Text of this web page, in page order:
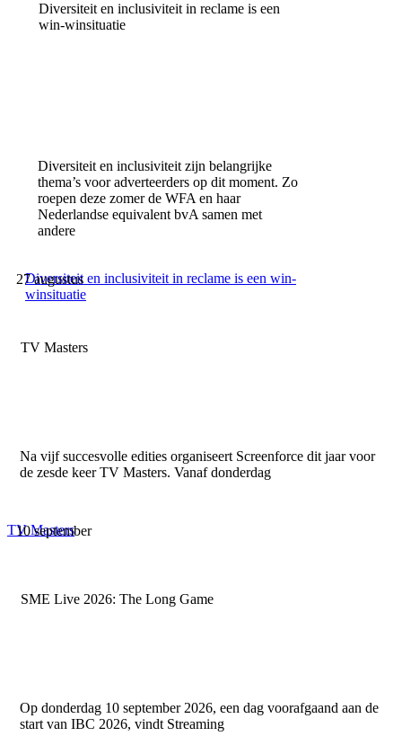
Diversiteit en inclusiviteit in reclame is een
win-winsituatie
Diversiteit en inclusiviteit zijn belangrijke
thema’s voor adverteerders op dit moment. Zo
roepen deze zomer de WFA en haar
Nederlandse equivalent bvA samen met
andere
Diversiteit en inclusiviteit in reclame is een win-
winsituatie
27 augustus
TV Masters
Na vijf succesvolle edities organiseert Screenforce dit jaar voor
de zesde keer TV Masters. Vanaf donderdag
TV Masters
10 september
SME Live 2026: The Long Game
Op donderdag 10 september 2026, een dag voorafgaand aan de
start van IBC 2026, vindt Streaming